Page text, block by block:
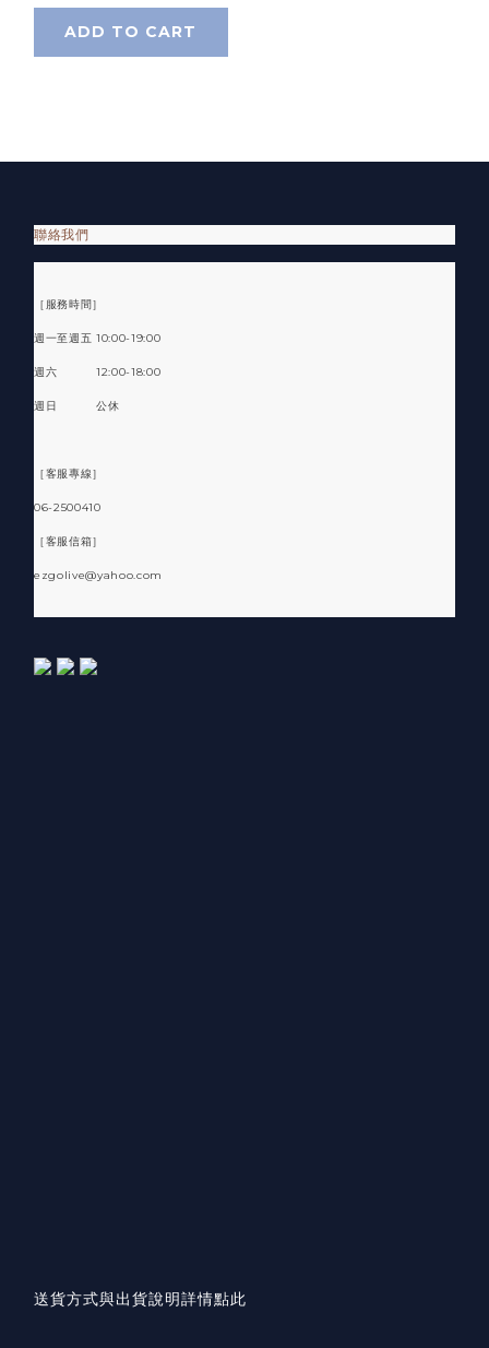
升級 Omega-3 18種
胺基酸 康富久久
ADD TO CART
聯絡我們
［服務時間］
週一至週五 10:00-19:00
週六 12:00-18:00
週日 公休
［客服專線］
06-2500410
［客服信箱］
ezgolive@yahoo.com
送貨方式與出貨說明詳情點此